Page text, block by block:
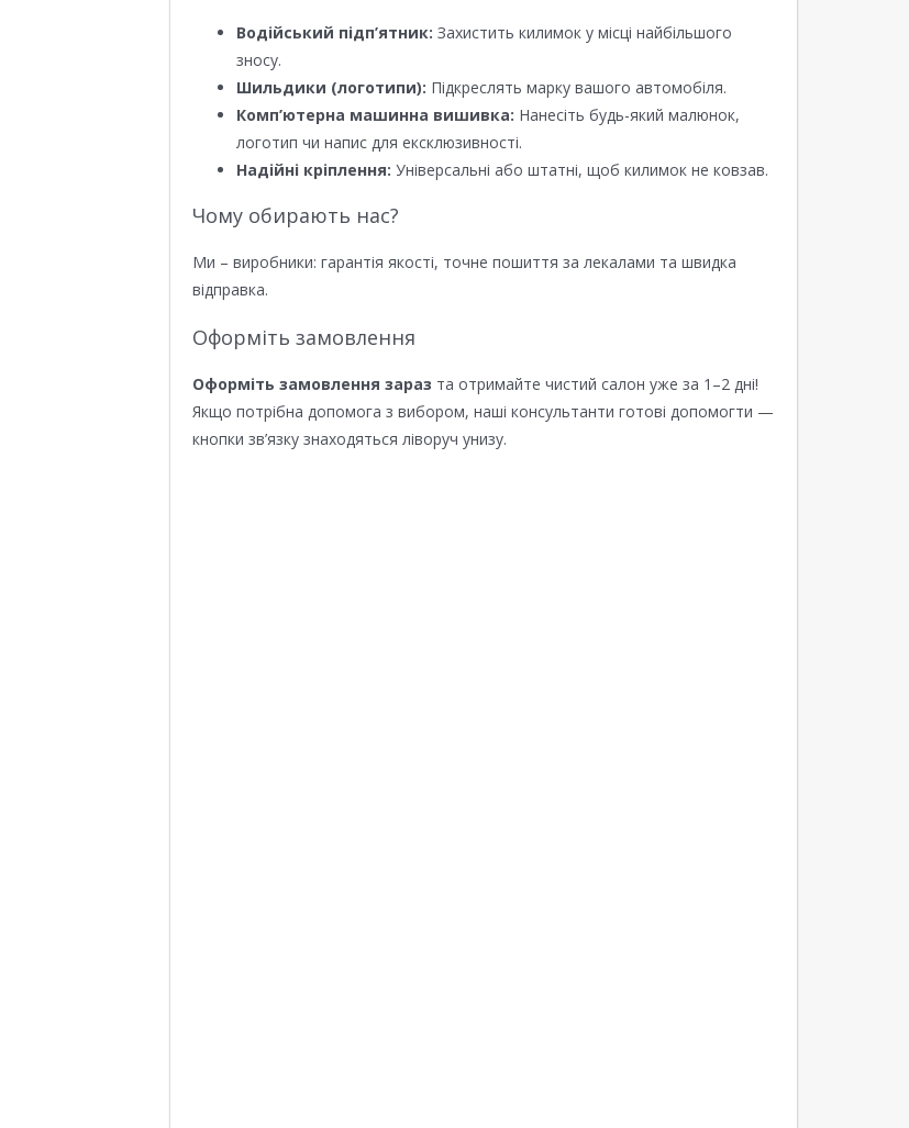
Водійський підп’ятник: Захистить килимок у місці найбільшого
зносу.
Шильдики (логотипи): Підкреслять марку вашого автомобіля.
Комп’ютерна машинна вишивка: Нанесіть будь-який малюнок,
логотип чи напис для ексклюзивності.
Надійні кріплення: Універсальні або штатні, щоб килимок не ковзав.
Чому обирають нас?
Ми – виробники: гарантія якості, точне пошиття за лекалами та швидка
відправка.
Оформіть замовлення
Оформіть замовлення зараз та отримайте чистий салон уже за 1–2 дні!
Якщо потрібна допомога з вибором, наші консультанти готові допомогти —
кнопки зв’язку знаходяться ліворуч унизу.